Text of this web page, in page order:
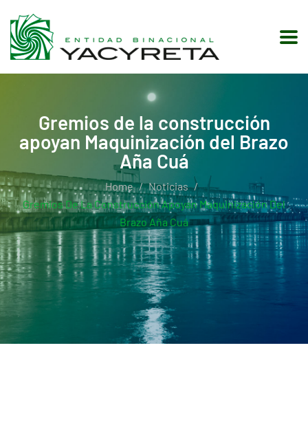
Gremios de la construcción
apoyan Maquinización del Brazo
Aña Cuá
Home
Noticias
Gremios De La Construcción Apoyan Maquinización Del
Brazo Aña Cuá